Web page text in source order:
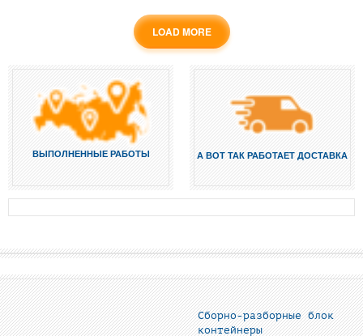
LOAD MORE
ВЫПОЛНЕННЫЕ РАБОТЫ А ВОТ ТАК РАБОТАЕТ ДОСТАВКА
Сборно-разборные блок
контейнеры